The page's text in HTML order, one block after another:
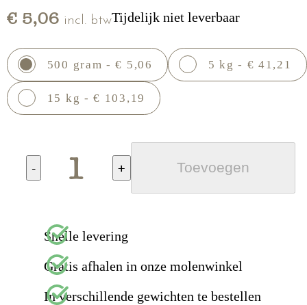
€ 5,06 incl. btwTijdelijk niet leverbaar
500 gram - € 5,06 5 kg - € 41,21
15 kg - € 103,19
- + Toevoegen
Snelle levering
Gratis afhalen in onze molenwinkel
In verschillende gewichten te bestellen